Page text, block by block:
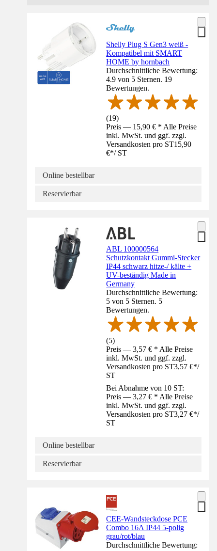
Shelly Plug S Gen3 weiß -
Kompatibel mit SMART
HOME by hornbach
Durchschnittliche Bewertung:
4.9 von 5 Sternen. 19
Bewertungen.
(19)
Preis — 15,90 € * Alle Preise
inkl. MwSt. und ggf. zzgl.
Versandkosten pro ST15,90
€*/ ST
Online bestellbar
Reservierbar
ABL 100000564
Schutzkontakt Gummi-Stecker
IP44 schwarz hitze-/ kälte +
UV-beständig Made in
Germany
Durchschnittliche Bewertung:
5 von 5 Sternen. 5
Bewertungen.
(5)
Preis — 3,57 € * Alle Preise
inkl. MwSt. und ggf. zzgl.
Versandkosten pro ST3,57 €*/
ST
Bei Abnahme von 10 ST:
Preis — 3,27 € * Alle Preise
inkl. MwSt. und ggf. zzgl.
Versandkosten pro ST3,27 €*/
ST
Online bestellbar
Reservierbar
CEE-Wandsteckdose PCE
Combo 16A IP44 5-polig
grau/rot/blau
Durchschnittliche Bewertung: